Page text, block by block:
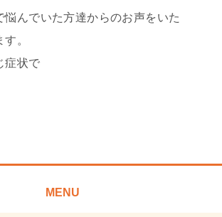
悩んでいた方達からのお声をいた
。
症状で
MENU